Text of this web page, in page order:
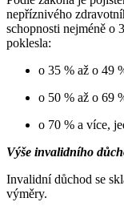
nepříznivého
schopnosti nejméně o
poklesla:
o 35 % až o 49
o 50 % až o 69
o 70 % a více,
Výše invalidního
Invalidní důchod se
výměry.